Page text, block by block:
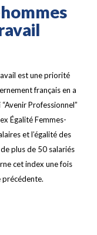
est une priorité
français en a
Professionnel”
Égalité Femmes-
et l’égalité des
plus de 50 salariés
cet index une fois
précédente.